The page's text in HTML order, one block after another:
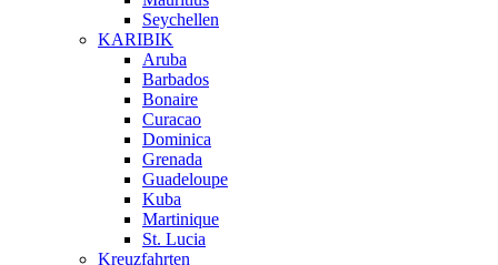
Seychellen
KARIBIK
Aruba
Barbados
Bonaire
Curacao
Dominica
Grenada
Guadeloupe
Kuba
Martinique
St. Lucia
Kreuzfahrten